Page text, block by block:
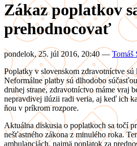
Zákaz poplatkov
prehodnocovať
pondelok, 25. júl 2016, 20:40 — Tomáš
Poplatky v slovenskom zdravotníctve sú
Neformálne platby sú dlhodobo
druhej strane, zdravotníctvo máme vraj
nepravdivej ilúzii radi veria, aj keď ich
ňou v príkrom rozpore.
Aktuálna diskusia o poplatkoch sa točí
nešťastného zákona z minulého roka.
ambulanciách, najmä poplatok za